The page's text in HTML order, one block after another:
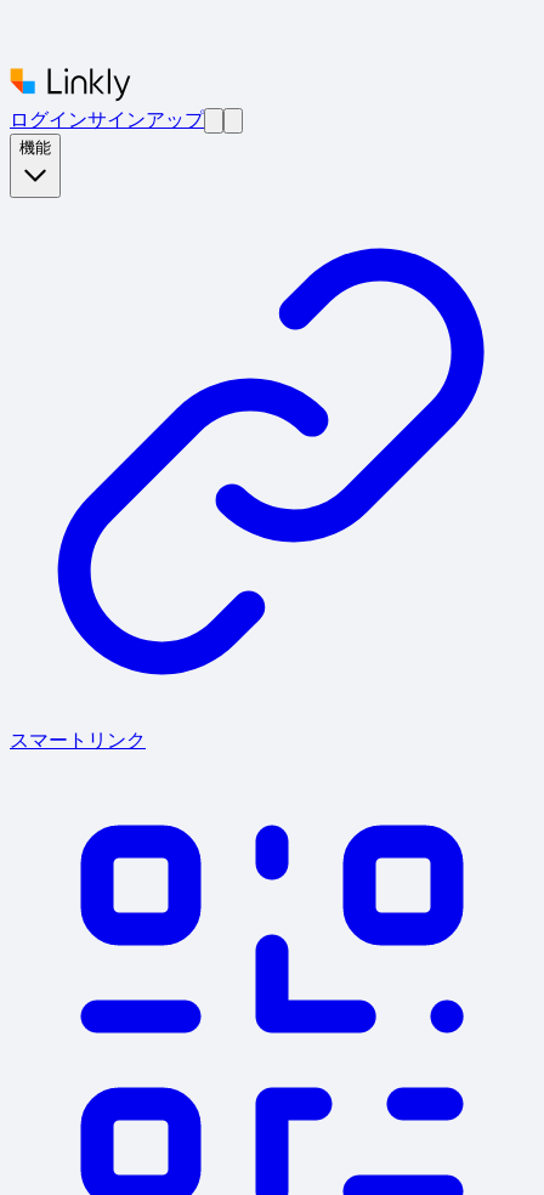
ログインサインアップ
機能
スマートリンク